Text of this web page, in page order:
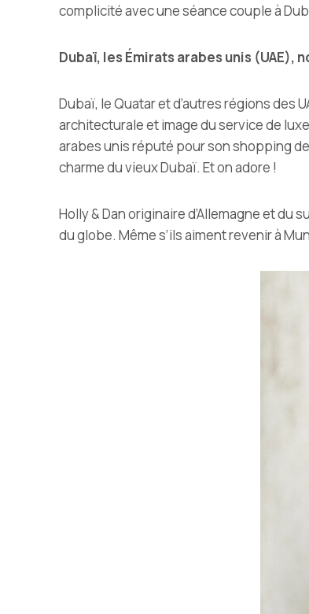
complicité avec une séance couple à
Dubaï, les Émirats arabes unis
Dubaï, le Quatar et d’autres régions des
architecturale et image du service de
arabes unis réputé pour son shopping
charme du vieux Dubaï. Et on adore !
Holly & Dan originaire d’Allemagne et du
du globe. Même s’ils aiment revenir à